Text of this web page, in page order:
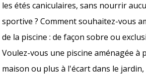
les étés caniculaires, sans nourrir
sportive ? Comment souhaitez-vous
de la piscine : de façon sobre ou
Voulez-vous une piscine aménagée à
maison ou plus à l'écart dans le